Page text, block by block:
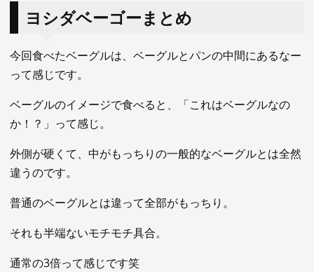
ヨシダベーゴーまとめ
今回食べたベーグルは、ベーグルとパンの中間にあるなー
って感じです。
ベーグルのイメージで食べると、「これはベーグルなの
か！？」って感じ。
外側が硬くて、中がもっちりの一般的なベーグルとは全然
違うのです。
普通のベーグルとは違って全部がもっちり。
それも半端ないモチモチ具合。
通常の3倍って感じです笑